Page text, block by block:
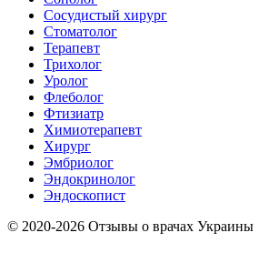
Сосудистый хирург
Стоматолог
Терапевт
Трихолог
Уролог
Флеболог
Фтизиатр
Химиотерапевт
Хирург
Эмбриолог
Эндокринолог
Эндоскопист
© 2020-2026 Отзывы о врачах Украины